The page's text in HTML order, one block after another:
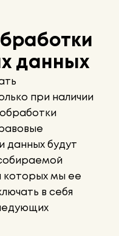
данных
при наличии
данных будут
которых мы ее
в себя